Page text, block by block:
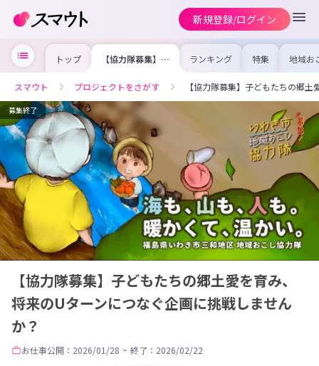
新規登録/ログイン
トップ 【協力隊募集】子
どもたちの郷土愛
ターンにつなぐ企
画に挑戦しません
か？
ランキング 特集 地域お
の求
を集め
事内容
を比較
合った
けよう
スマウト プロジェクトをさがす 【協力隊募集】子どもたちの郷
募集終了
【協力隊募集】子どもたちの郷土愛を育み、
将来のUターンにつなぐ企画に挑戦しません
か？
お仕事公開：2026/01/28 ~ 終了：2026/02/22